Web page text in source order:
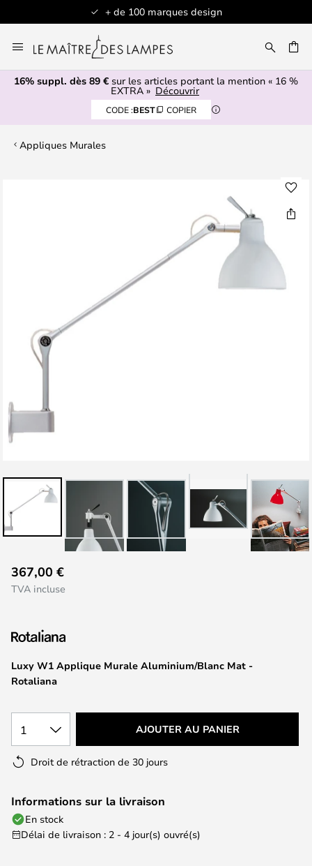
+ de 100 marques design
au
contenu
16% suppl. dès 89 € sur les articles portant la mention « 16 %
EXTRA » Découvrir
CODE :BEST COPIER
Appliques Murales
to
the
of
the
images
gallery
Luxy W1 Applique Murale Aluminium/Blanc Mat -
Rotaliana
367,00 €
TVA incluse
1 AJOUTER AU PANIER
Droit de rétraction de 30 jours
Informations sur la livraison
En stock
Délai de livraison : 2 - 4 jour(s) ouvré(s)